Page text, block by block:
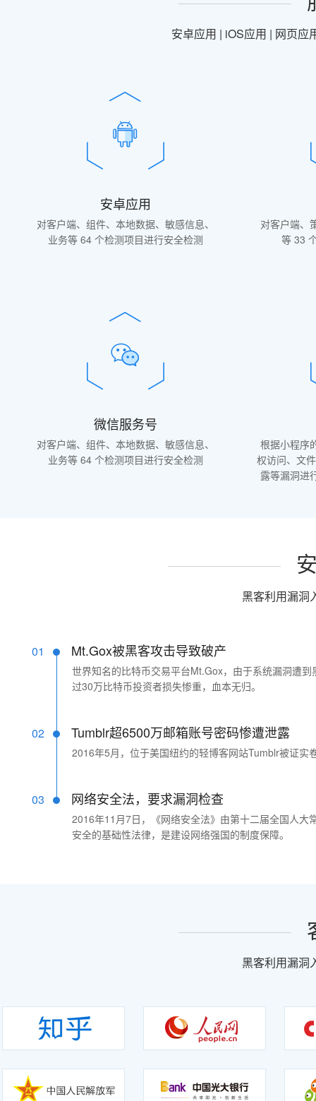
安卓应用 | iOS应用 | 网页应
安卓应用
对客户端、组件、本地数据、敏感信息、
业务等 64 个检测项目进行安全检测
对客户端、
等 33
微信服务号
对客户端、组件、本地数据、敏感信息、
业务等 64 个检测项目进行安全检测
根据小程序
权访问、文
露等漏洞进
黑客利用漏洞
01 Mt.Gox被黑客攻击导致破产
世界知名的比特币交易平台Mt.Gox，由于系统漏洞遭
过30万比特币投资者损失惨重，血本无归。
02 Tumblr超6500万邮箱账号密码惨遭泄露
2016年5月，位于美国纽约的轻博客网站Tumblr被证
03 网络安全法，要求漏洞检查
2016年11月7日，《网络安全法》由第十二届全国人
安全的基础性法律，是建设网络强国的制度保障。
黑客利用漏洞